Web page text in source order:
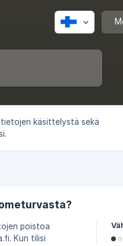
käsittelystä sekä
poistoa
Kun tilisi